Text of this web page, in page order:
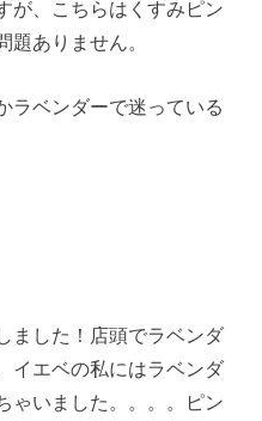
が、こちらはくすみピン
題ありません。
ラベンダーで迷っている
ました！店頭でラベンダ
イエベの私にはラベンダ
ゃいました。。。。ピン